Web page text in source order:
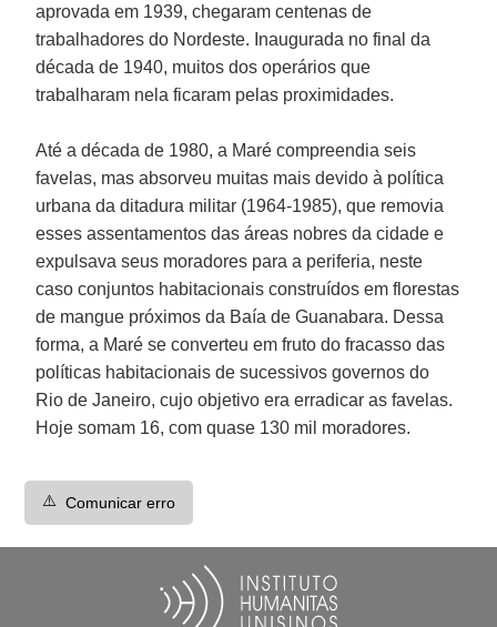
aprovada em 1939, chegaram centenas de
trabalhadores do Nordeste. Inaugurada no final da
década de 1940, muitos dos operários que
trabalharam nela ficaram pelas proximidades.
Até a década de 1980, a Maré compreendia seis
favelas, mas absorveu muitas mais devido à política
urbana da ditadura militar (1964-1985), que removia
esses assentamentos das áreas nobres da cidade e
expulsava seus moradores para a periferia, neste
caso conjuntos habitacionais construídos em florestas
de mangue próximos da Baía de Guanabara. Dessa
forma, a Maré se converteu em fruto do fracasso das
políticas habitacionais de sucessivos governos do
Rio de Janeiro, cujo objetivo era erradicar as favelas.
Hoje somam 16, com quase 130 mil moradores.
⚠️ Comunicar erro